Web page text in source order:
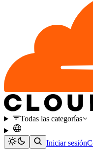
Todas las categorías
Iniciar sesión